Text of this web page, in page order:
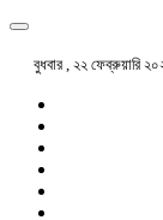
বুধবার , ২২ ফেব্রুয়ারি